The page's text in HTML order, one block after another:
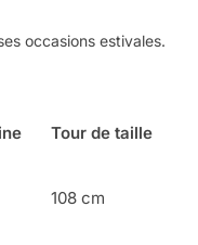
occasions estivales.
Tour de taille
108 cm